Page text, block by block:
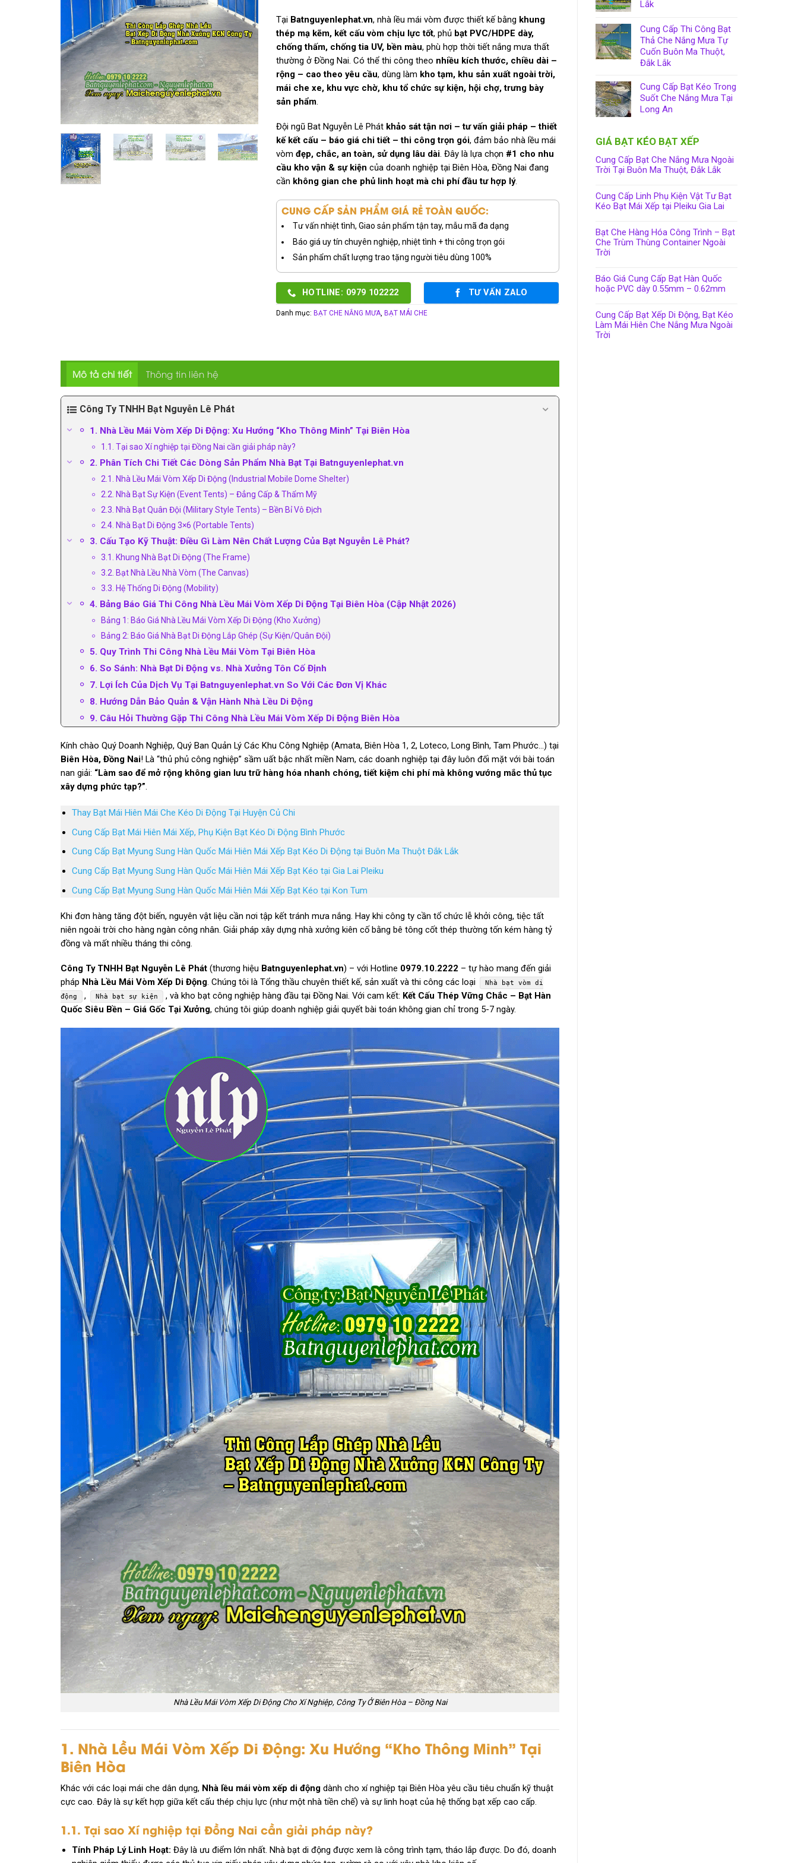
Tại Batnguyenlephat.vn, nhà lều mái vòm được thiết kế bằng khung
thép mạ kẽm, kết cấu vòm chịu lực tốt, phủ bạt PVC/HDPE dày,
chống thấm, chống tia UV, bền màu, phù hợp thời tiết nắng mưa thất
thường ở Đồng Nai. Có thể thi công theo nhiều kích thước, chiều dài –
rộng – cao theo yêu cầu, dùng làm kho tạm, khu sản xuất ngoài trời,
mái che xe, khu vực chờ, khu tổ chức sự kiện, hội chợ, trưng bày
sản phẩm.
Đội ngũ Bat Nguyễn Lê Phát khảo sát tận nơi – tư vấn giải pháp – thiết
kế kết cấu – báo giá chi tiết – thi công trọn gói, đảm bảo nhà lều mái
vòm đẹp, chắc, an toàn, sử dụng lâu dài. Đây là lựa chọn #1 cho nhu
cầu kho vận & sự kiện của doanh nghiệp tại Biên Hòa, Đồng Nai đang
cần không gian che phủ linh hoạt mà chi phí đầu tư hợp lý.
CUNG CẤP SẢN PHẨM GIÁ RẺ TOÀN QUỐC:
Tư vấn nhiệt tình, Giao sản phẩm tận tay, mẫu mã đa dạng
Báo giá uy tín chuyên nghiệp, nhiệt tình + thi công trọn gói
Sản phẩm chất lượng trao tặng người tiêu dùng 100%
HOTLINE: 0979 102222 TƯ VẤN ZALO
Danh mục: BẠT CHE NẮNG MƯA, BẠT MÁI CHE
Mô tả chi tiết Thông tin liên hệ
Công Ty TNHH Bạt Nguyễn Lê Phát
1. Nhà Lều Mái Vòm Xếp Di Động: Xu Hướng “Kho Thông Minh” Tại Biên Hòa
1.1. Tại sao Xí nghiệp tại Đồng Nai cần giải pháp này?
2. Phân Tích Chi Tiết Các Dòng Sản Phẩm Nhà Bạt Tại Batnguyenlephat.vn
2.1. Nhà Lều Mái Vòm Xếp Di Động (Industrial Mobile Dome Shelter)
2.2. Nhà Bạt Sự Kiện (Event Tents) – Đẳng Cấp & Thẩm Mỹ
2.3. Nhà Bạt Quân Đội (Military Style Tents) – Bền Bỉ Vô Địch
2.4. Nhà Bạt Di Động 3×6 (Portable Tents)
3. Cấu Tạo Kỹ Thuật: Điều Gì Làm Nên Chất Lượng Của Bạt Nguyễn Lê Phát?
3.1. Khung Nhà Bạt Di Động (The Frame)
3.2. Bạt Nhà Lều Nhà Vòm (The Canvas)
3.3. Hệ Thống Di Động (Mobility)
4. Bảng Báo Giá Thi Công Nhà Lều Mái Vòm Xếp Di Động Tại Biên Hòa (Cập Nhật 2026)
Bảng 1: Báo Giá Nhà Lều Mái Vòm Xếp Di Động (Kho Xưởng)
Bảng 2: Báo Giá Nhà Bạt Di Động Lắp Ghép (Sự Kiện/Quân Đội)
5. Quy Trình Thi Công Nhà Lều Mái Vòm Tại Biên Hòa
6. So Sánh: Nhà Bạt Di Động vs. Nhà Xưởng Tôn Cố Định
7. Lợi Ích Của Dịch Vụ Tại Batnguyenlephat.vn So Với Các Đơn Vị Khác
8. Hướng Dẫn Bảo Quản & Vận Hành Nhà Lều Di Động
9. Câu Hỏi Thường Gặp Thi Công Nhà Lều Mái Vòm Xếp Di Động Biên Hòa
Kính chào Quý Doanh Nghiệp, Quý Ban Quản Lý Các Khu Công Nghiệp (Amata, Biên Hòa 1, 2, Loteco, Long Bình, Tam Phước…) tại
Biên Hòa, Đồng Nai! Là “thủ phủ công nghiệp” sầm uất bậc nhất miền Nam, các doanh nghiệp tại đây luôn đối mặt với bài toán
nan giải: “Làm sao để mở rộng không gian lưu trữ hàng hóa nhanh chóng, tiết kiệm chi phí mà không vướng mắc thủ tục
xây dựng phức tạp?”.
Thay Bạt Mái Hiên Mái Che Kéo Di Động Tại Huyện Củ Chi
Cung Cấp Bạt Mái Hiên Mái Xếp, Phụ Kiện Bạt Kéo Di Động Bình Phước
Cung Cấp Bạt Myung Sung Hàn Quốc Mái Hiên Mái Xếp Bạt Kéo Di Động tại Buôn Ma Thuột Đắk Lắk
Cung Cấp Bạt Myung Sung Hàn Quốc Mái Hiên Mái Xếp Bạt Kéo tại Gia Lai Pleiku
Cung Cấp Bạt Myung Sung Hàn Quốc Mái Hiên Mái Xếp Bạt Kéo tại Kon Tum
Khi đơn hàng tăng đột biến, nguyên vật liệu cần nơi tập kết tránh mưa nắng. Hay khi công ty cần tổ chức lễ khởi công, tiệc tất
niên ngoài trời cho hàng ngàn công nhân. Giải pháp xây dựng nhà xưởng kiên cố bằng bê tông cốt thép thường tốn kém hàng tỷ
đồng và mất nhiều tháng thi công.
Công Ty TNHH Bạt Nguyễn Lê Phát (thương hiệu Batnguyenlephat.vn) – với Hotline 0979.10.2222 – tự hào mang đến giải
pháp Nhà Lều Mái Vòm Xếp Di Động. Chúng tôi là Tổng thầu chuyên thiết kế, sản xuất và thi công các loại
Nhà bạt vòm di
động
, Nhà bạt sự kiện , và kho bạt công nghiệp hàng đầu tại Đồng Nai. Với cam kết: Kết Cấu Thép Vững Chắc – Bạt Hàn
Quốc Siêu Bền – Giá Gốc Tại Xưởng, chúng tôi giúp doanh nghiệp giải quyết bài toán không gian chỉ trong 5-7 ngày.
Nhà Lều Mái Vòm Xếp Di Động Cho Xí Nghiệp, Công Ty Ở Biên Hòa – Đồng Nai
1. Nhà Lều Mái Vòm Xếp Di Động: Xu Hướng “Kho Thông Minh” Tại
Biên Hòa
Khác với các loại mái che dân dụng, Nhà lều mái vòm xếp di động dành cho xí nghiệp tại Biên Hòa yêu cầu tiêu chuẩn kỹ thuật
cực cao. Đây là sự kết hợp giữa kết cấu thép chịu lực (như một nhà tiền chế) và sự linh hoạt của hệ thống bạt xếp cao cấp.
1.1. Tại sao Xí nghiệp tại Đồng Nai cần giải pháp này?
Tính Pháp Lý Linh Hoạt: Đây là ưu điểm lớn nhất. Nhà bạt di động được xem là công trình tạm, tháo lắp được. Do đó, doanh
Lắk
Cung Cấp Thi Công Bạt
Thả Che Nắng Mưa Tự
Cuốn Buôn Ma Thuột,
Đắk Lắk
Cung Cấp Bạt Kéo Trong
Suốt Che Nắng Mưa Tại
Long An
GIÁ BẠT KÉO BẠT XẾP
Cung Cấp Bạt Che Nắng Mưa Ngoài
Trời Tại Buôn Ma Thuột, Đắk Lắk
Cung Cấp Linh Phụ Kiện Vật Tư Bạt
Kéo Bạt Mái Xếp tại Pleiku Gia Lai
Bạt Che Hàng Hóa Công Trình – Bạt
Che Trùm Thùng Container Ngoài
Trời
Báo Giá Cung Cấp Bạt Hàn Quốc
hoặc PVC dày 0.55mm – 0.62mm
Cung Cấp Bạt Xếp Di Động, Bạt Kéo
Làm Mái Hiên Che Nắng Mưa Ngoài
Trời